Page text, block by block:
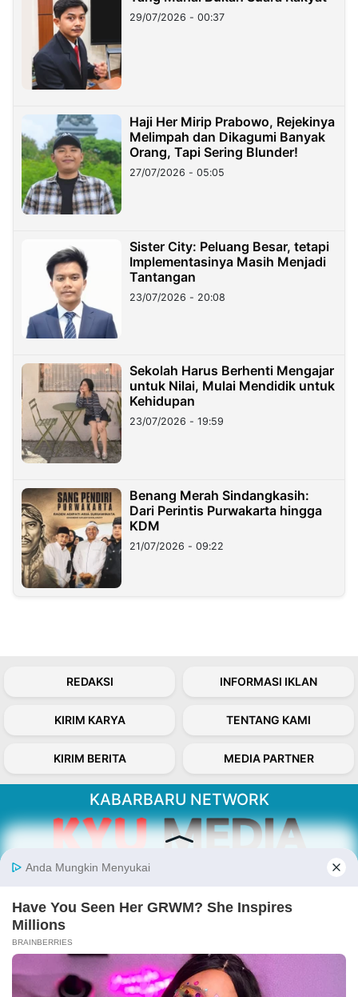
29/07/2026 - 00:37
Haji Her Mirip Prabowo, Rejekinya
Melimpah dan Dikagumi Banyak
Orang, Tapi Sering Blunder!
27/07/2026 - 05:05
Sister City: Peluang Besar, tetapi
Implementasinya Masih Menjadi
Tantangan
23/07/2026 - 20:08
Sekolah Harus Berhenti Mengajar
untuk Nilai, Mulai Mendidik untuk
Kehidupan
23/07/2026 - 19:59
Benang Merah Sindangkasih:
Dari Perintis Purwakarta hingga
KDM
21/07/2026 - 09:22
REDAKSI INFORMASI IKLAN
KIRIM KARYA TENTANG KAMI
KIRIM BERITA MEDIA PARTNER
KABARBARU NETWORK
Follow Kabarbaru